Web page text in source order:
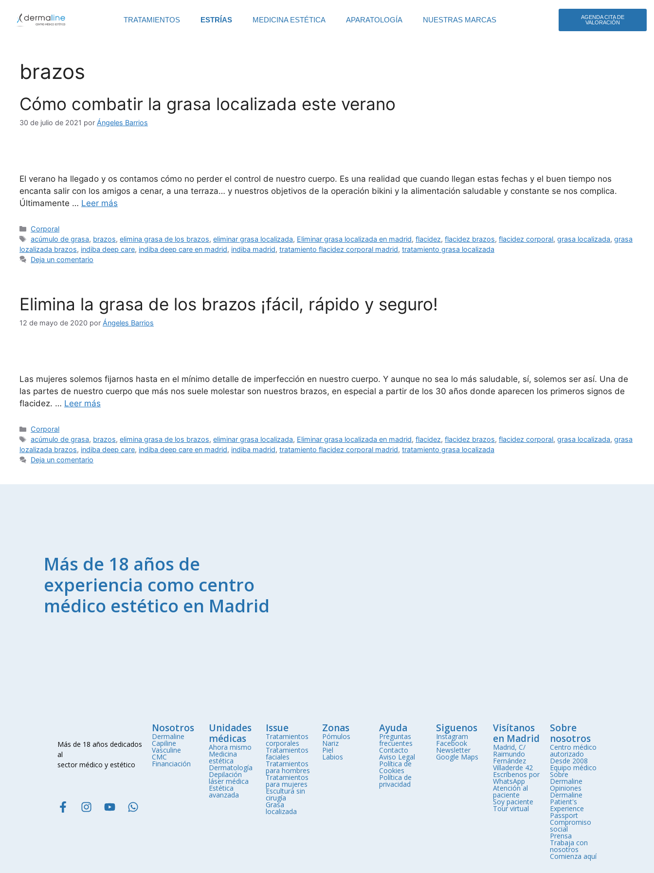
TRATAMIENTOS ESTRÍAS MEDICINA ESTÉTICA APARATOLOGÍA NUESTRAS MARCAS
AGENDA CITA DE
VALORACIÓN
brazos
Cómo combatir la grasa localizada este verano
30 de julio de 2021 por Ángeles Barrios
El verano ha llegado y os contamos cómo no perder el control de nuestro cuerpo. Es una realidad que cuando llegan estas fechas y el buen tiempo nos
encanta salir con los amigos a cenar, a una terraza… y nuestros objetivos de la operación bikini y la alimentación saludable y constante se nos complica.
Últimamente … Leer más
Corporal
acúmulo de grasa, brazos,elimina grasa de los brazos,eliminar grasa localizada, Eliminar grasa localizada en madrid,flacidez,flacidez brazos,flacidez corporal,grasa localizada,grasa
lozalizada brazos, indiba deep care, indiba deep care en madrid, indiba madrid, tratamiento flacidez corporal madrid, tratamiento grasa localizada
Deja un comentario
Elimina la grasa de los brazos ¡fácil, rápido y seguro!
12 de mayo de 2020 por Ángeles Barrios
Las mujeres solemos fijarnos hasta en el mínimo detalle de imperfección en nuestro cuerpo. Y aunque no sea lo más saludable, sí, solemos ser así. Una de
las partes de nuestro cuerpo que más nos suele molestar son nuestros brazos, en especial a partir de los 30 años donde aparecen los primeros signos de
flacidez. … Leer más
Corporal
acúmulo de grasa, brazos,elimina grasa de los brazos,eliminar grasa localizada, Eliminar grasa localizada en madrid,flacidez,flacidez brazos,flacidez corporal,grasa localizada,grasa
lozalizada brazos, indiba deep care, indiba deep care en madrid, indiba madrid, tratamiento flacidez corporal madrid, tratamiento grasa localizada
Deja un comentario
Más de 18 años de
experiencia como centro
médico estético en Madrid
Más de 18 años dedicados
al
sector médico y estético
Nosotros
Dermaline
Capiline
Vasculine
CMC
Financiación
Unidades
médicas
Ahora mismo
Medicina
estética
Dermatología
Depilación
láser médica
Estética
avanzada
Issue
Tratamientos
corporales
Tratamientos
faciales
Tratamientos
para hombres
Tratamientos
para mujeres
Escultura sin
cirugía
Grasa
localizada
Zonas
Pómulos
Nariz
Piel
Labios
Ayuda
Preguntas
frecuentes
Contacto
Aviso Legal
Política de
Cookies
Política de
privacidad
Siguenos
Instagram
Facebook
Newsletter
Google Maps
Visítanos
en Madrid
Madrid, C/
Raimundo
Fernández
Villaderde 42
Escríbenos por
WhatsApp
Atención al
paciente
Soy paciente
Tour virtual
Sobre
nosotros
Centro médico
autorizado
Desde 2008
Equipo médico
Sobre
Dermaline
Opiniones
Dermaline
Patient's
Experience
Passport
Compromiso
social
Prensa
Trabaja con
nosotros
Comienza aquí